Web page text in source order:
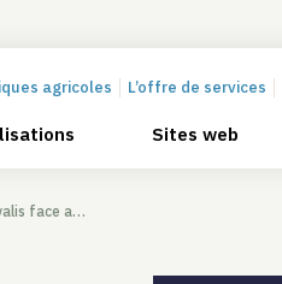
agricoles L’offre de services
Sites web
de terre